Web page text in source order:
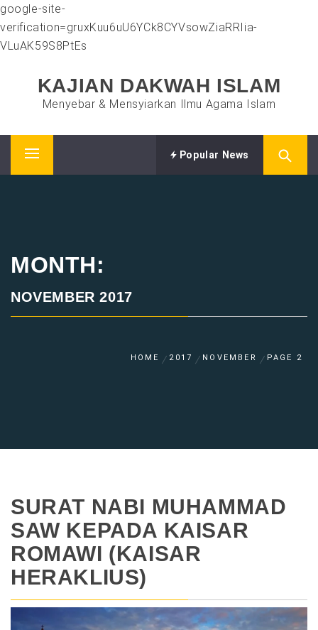
google-site-
verification=gruxKuu6uU6YCk8CYVsowZiaRRIia-
VLuAK59S8PtEs
KAJIAN DAKWAH ISLAM
Menyebar & Mensyiarkan Ilmu Agama Islam
Primary
Popular News
MONTH:
NOVEMBER 2017
HOME 2017 NOVEMBER PAGE 2
SURAT NABI MUHAMMAD
SAW KEPADA KAISAR
ROMAWI (KAISAR
HERAKLIUS)